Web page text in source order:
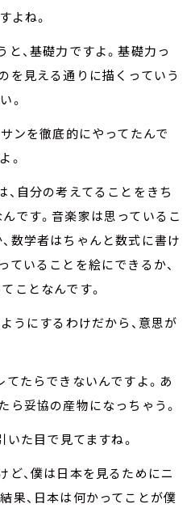
よね。
と、基礎力ですよ。基礎力っ
を見える通りに描くっていう
。
ンを徹底的にやってたんで
。
、自分の考えてることをきち
です。音楽家は思っているこ
数学者はちゃんと数式に書け
ていることを絵にできるか、
ことなんです。
うにするわけだから、意思が
てたらできないんですよ。あ
ら妥協の産物になっちゃう。
た目で見てますね。
ど、僕は日本を見るためにニ
果、日本は何かってことが僕